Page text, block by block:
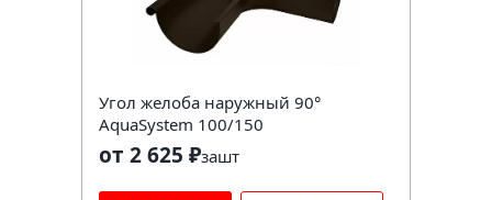
Угол желоба наружный 90°
AquaSystem 100/150
от 2 625 ₽зашт